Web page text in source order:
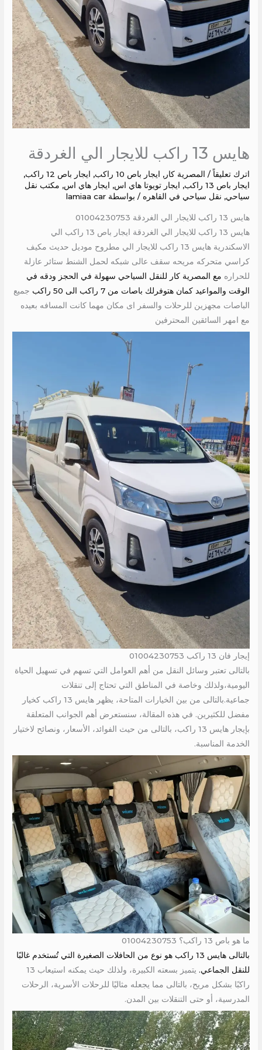
هايس 13 راكب للايجار الي الغردقة
اترك تعليقاً / المصرية كار, ايجار باص 10 راكب , ايجار باص 12 راكب
,
ايجار باص 13 راكب
, ايجار تويوتا هاي اس, ايجار هاي اس, مكتب نقل
سياحي, نقل سياحي في القاهره / بواسطة lamiaa car
هايس 13 راكب للايجار الي الغردقة 01004230753
هايس 13 راكب للايجار الي الغردقة ايجار باص 13 راكب الي
الاسكندرية هايس 13 راكب للايجار الي مطروح موديل حديث مكيف
كراسي متحركه مريحه سقف عالى شبكه لحمل الشنط ستائر عازلة
للحراره مع المصرية كار للنقل السياحي سهولة في الحجز ودقه في
الوقت والمواعيد كمان هتوفرلك باصات من 7 راكب الى 50 راكب
جميع
الباصات مجهزين للرحلات والسفر اى مكان مهما كانت المسافه بعيده
مع امهر السائقين المحترفين
إيجار فان 13 راكب 01004230753
بالتالى تعتبر وسائل النقل من أهم العوامل التي تسهم في تسهيل الحياة
اليومية،ولذلك وخاصة في المناطق التي تحتاج إلى تنقلات
جماعية.بالتالى من بين الخيارات المتاحة، يظهر هايس 13 راكب كخيار
مفضل للكثيرين. في هذه المقالة، سنستعرض أهم الجوانب المتعلقة
بإيجار هايس 13 راكب، بالتالى من حيث الفوائد، الأسعار، ونصائح لاختيار
الخدمة المناسبة.
ما هو باص 13 راكب؟ 01004230753
بالتالى هايس 13 راكب هو نوع من الحافلات الصغيرة التي تُستخدم غالبًا
للنقل الجماعي.
يتميز بسعته الكبيرة، ولذلك حيث يمكنه استيعاب 13
راكبًا بشكل مريح، بالتالى مما يجعله مثاليًا للرحلات الأسرية، الرحلات
المدرسية، أو حتى التنقلات بين المدن.